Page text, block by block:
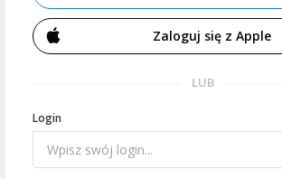
Zaloguj się z Apple
LUB
Login